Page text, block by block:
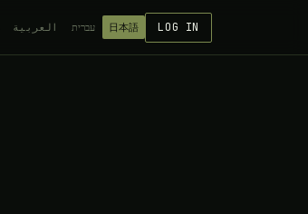
العربية עברית 日本語 LOG IN